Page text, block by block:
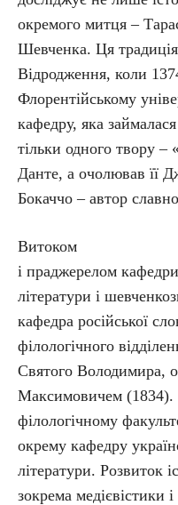
окремого митця –
Шевченка. Ця традиція
Відродження, коли
Флорентійському
кафедру, яка
тільки одного твору –
Данте, а очолював її
Бокаччо – автор
Витоком
і праджерелом кафедри
літератури і
кафедра російської
філологічного
Святого Володимира,
Максимовичем (1834).
філологічному
окрему кафедру
літератури. Розвиток
зокрема медієвістики і